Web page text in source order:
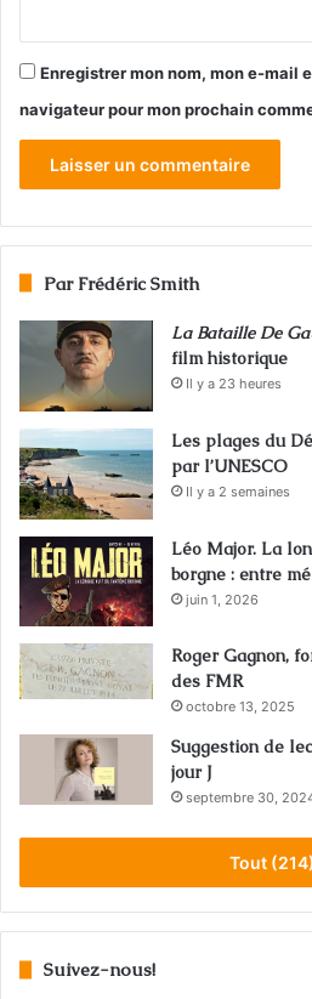
Enregistrer mon nom, mon e-mail
navigateur pour mon prochain
Par Frédéric Smith
La Bataille De
film historique
Il y a 23 heures
Les plages du
par l’UNESCO
Il y a 2 semaines
Léo Major. La
borgne : entre
juin 1, 2026
Roger Gagnon,
des FMR
octobre 13, 2025
Suggestion de
jour J
septembre 30,
Tout (214)
Suivez-nous!